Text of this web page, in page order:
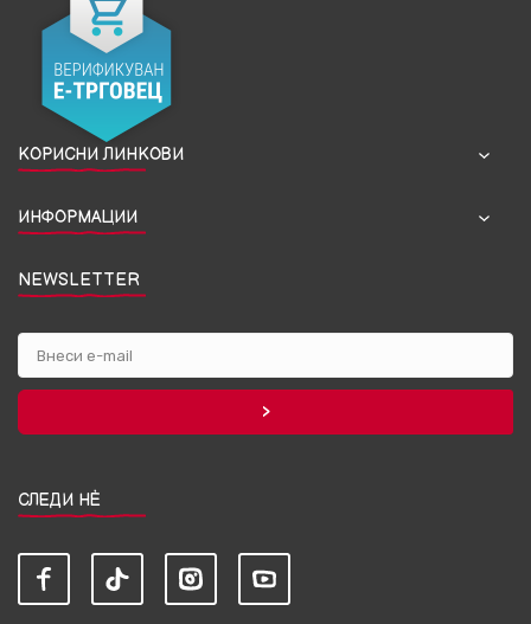
КОРИСНИ ЛИНКОВИ
ИНФОРМАЦИИ
NEWSLETTER
СЛЕДИ НЀ